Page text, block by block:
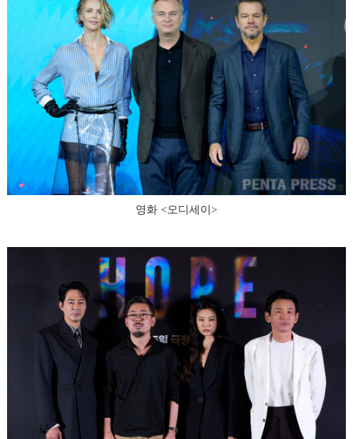
영화 <오디세이>